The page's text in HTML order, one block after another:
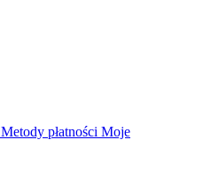
Metody płatności Moje